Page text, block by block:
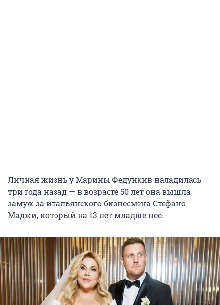
Личная жизнь у Марины Федункив наладилась
три года назад — в возрасте 50 лет она вышла
замуж за итальянского бизнесмена Стефано
Маджи, который на 13 лет младше нее.